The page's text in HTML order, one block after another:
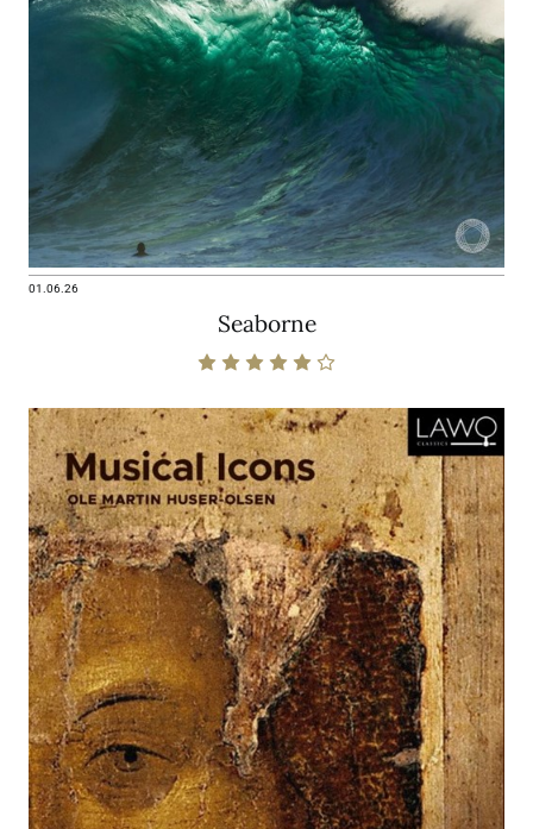
01.06.26
Seaborne